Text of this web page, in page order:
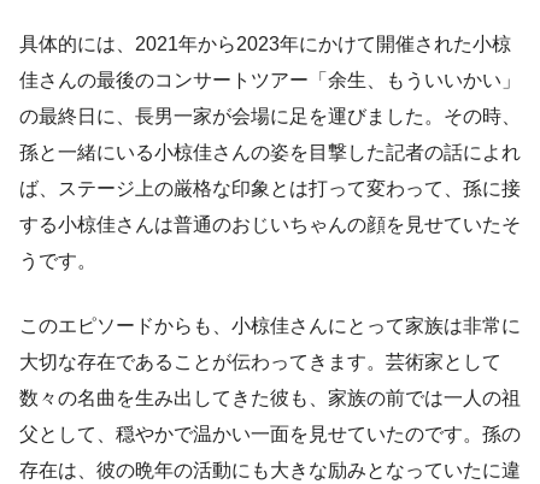
具体的には、2021年から2023年にかけて開催された小椋
佳さんの最後のコンサートツアー「余生、もういいかい」
の最終日に、長男一家が会場に足を運びました。その時、
孫と一緒にいる小椋佳さんの姿を目撃した記者の話によれ
ば、ステージ上の厳格な印象とは打って変わって、孫に接
する小椋佳さんは普通のおじいちゃんの顔を見せていたそ
うです。
このエピソードからも、小椋佳さんにとって家族は非常に
大切な存在であることが伝わってきます。芸術家として
数々の名曲を生み出してきた彼も、家族の前では一人の祖
父として、穏やかで温かい一面を見せていたのです。孫の
存在は、彼の晩年の活動にも大きな励みとなっていたに違